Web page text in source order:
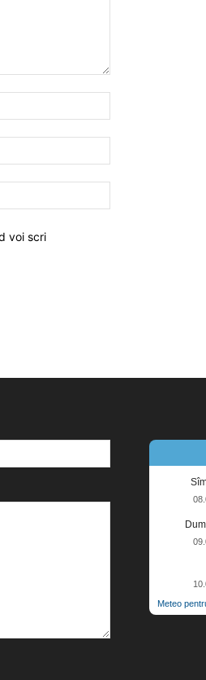
voi scri
Meteo